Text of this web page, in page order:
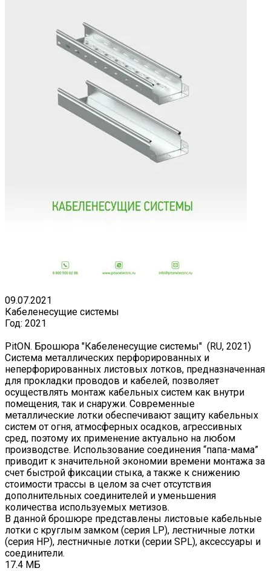
09.07.2021
Кабеленесущие системы
Год: 2021
PitON. Брошюра "Кабеленесущие системы" (RU, 2021)
Система металлических перфорированных и
неперфорированных листовых лотков, предназначенная
для прокладки проводов и кабелей, позволяет
осуществлять монтаж кабельных систем как внутри
помещения, так и снаружи. Современные
металлические лотки обеспечивают защиту кабельных
систем от огня, атмосферных осадков, агрессивных
сред, поэтому их применение актуально на любом
производстве. Использование соединения “папа-мама”
приводит к значительной экономии времени монтажа за
счет быстрой фиксации стыка, а также к снижению
стоимости трассы в целом за счет отсутствия
дополнительных соединителей и уменьшения
количества используемых метизов.
В данной брошюре представлены листовые кабельные
лотки с круглым замком (серия LP), лестничные лотки
(серия HP), лестничные лотки (серии SPL), аксессуары и
соединители.
17.4 МБ